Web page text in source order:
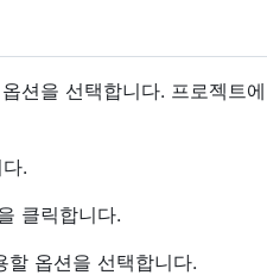
션을 선택합니다. 프로젝트
.
클릭합니다.
할 옵션을 선택합니다.